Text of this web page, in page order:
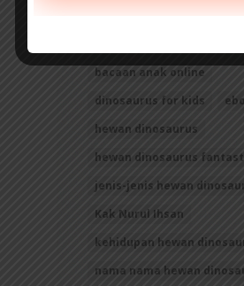
bacaan anak online
dinosaurus for kids
hewan dinosaurus
hewan dinosaurus
jenis-jenis hewan
Kak Nurul Ihsan
kehidupan hewan
nama nama hewan